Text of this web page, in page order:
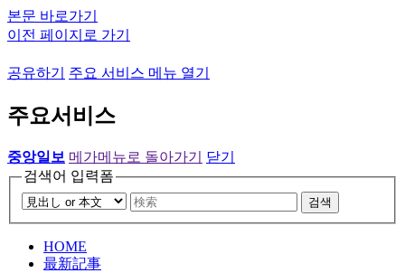
본문 바로가기
이전 페이지로 가기
공유하기 주요 서비스 메뉴 열기
주요서비스
중앙일보 메가메뉴로 돌아가기
닫기
검색어 입력폼
검색
HOME
最新記事